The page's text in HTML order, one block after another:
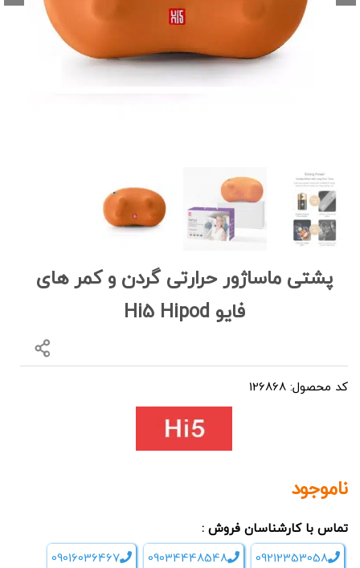
پشتی ماساژور حرارتی گردن و کمر های
فایو Hi5 Hipod
کد محصول: 126868
ناموجود
تماس با کارشناسان فروش :
09212353058
09034448548
09016036467